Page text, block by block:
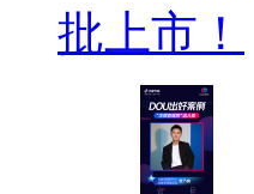
批上市！